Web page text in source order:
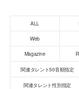
ALL
Web
Magazine
関連タレント50音順指定
関連タレント性別指定